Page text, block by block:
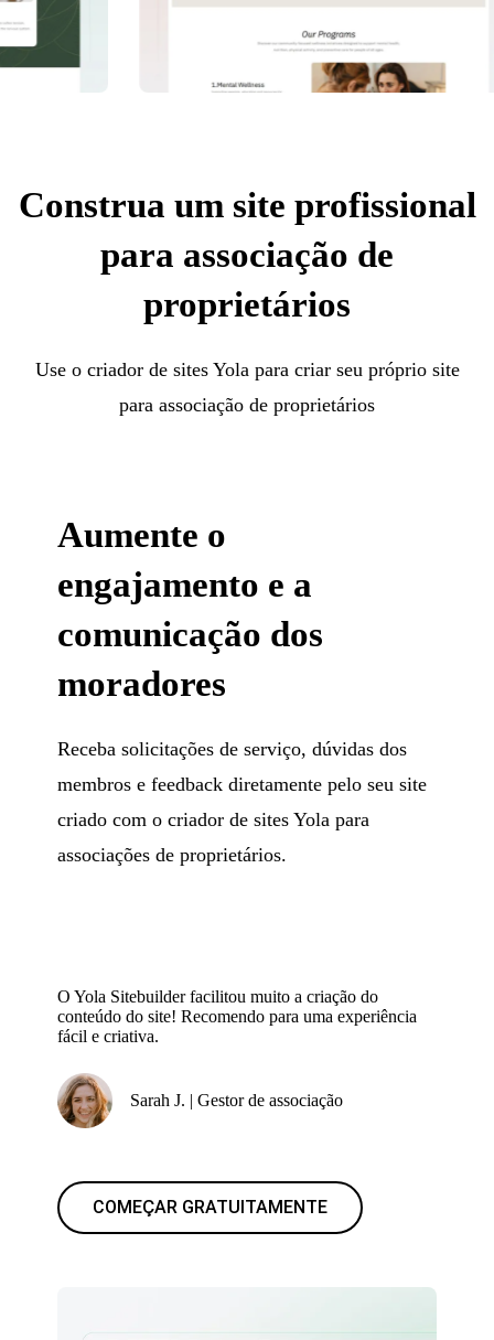
Construa um site profissional
para associação de
proprietários
Use o criador de sites Yola para criar seu próprio site
para associação de proprietários
Aumente o
engajamento e a
comunicação dos
moradores
Receba solicitações de serviço, dúvidas dos
membros e feedback diretamente pelo seu site
criado com o criador de sites Yola para
associações de proprietários.
O Yola Sitebuilder facilitou muito a criação do
conteúdo do site! Recomendo para uma experiência
fácil e criativa.
Sarah J. | Gestor de associação
COMEÇAR GRATUITAMENTE